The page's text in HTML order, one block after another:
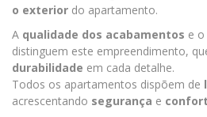
o exterior do apartamento.
A qualidade dos acabamentos e o
distinguem este empreendimento,
durabilidade em cada detalhe.
Todos os apartamentos dispõem de
acrescentando segurança e